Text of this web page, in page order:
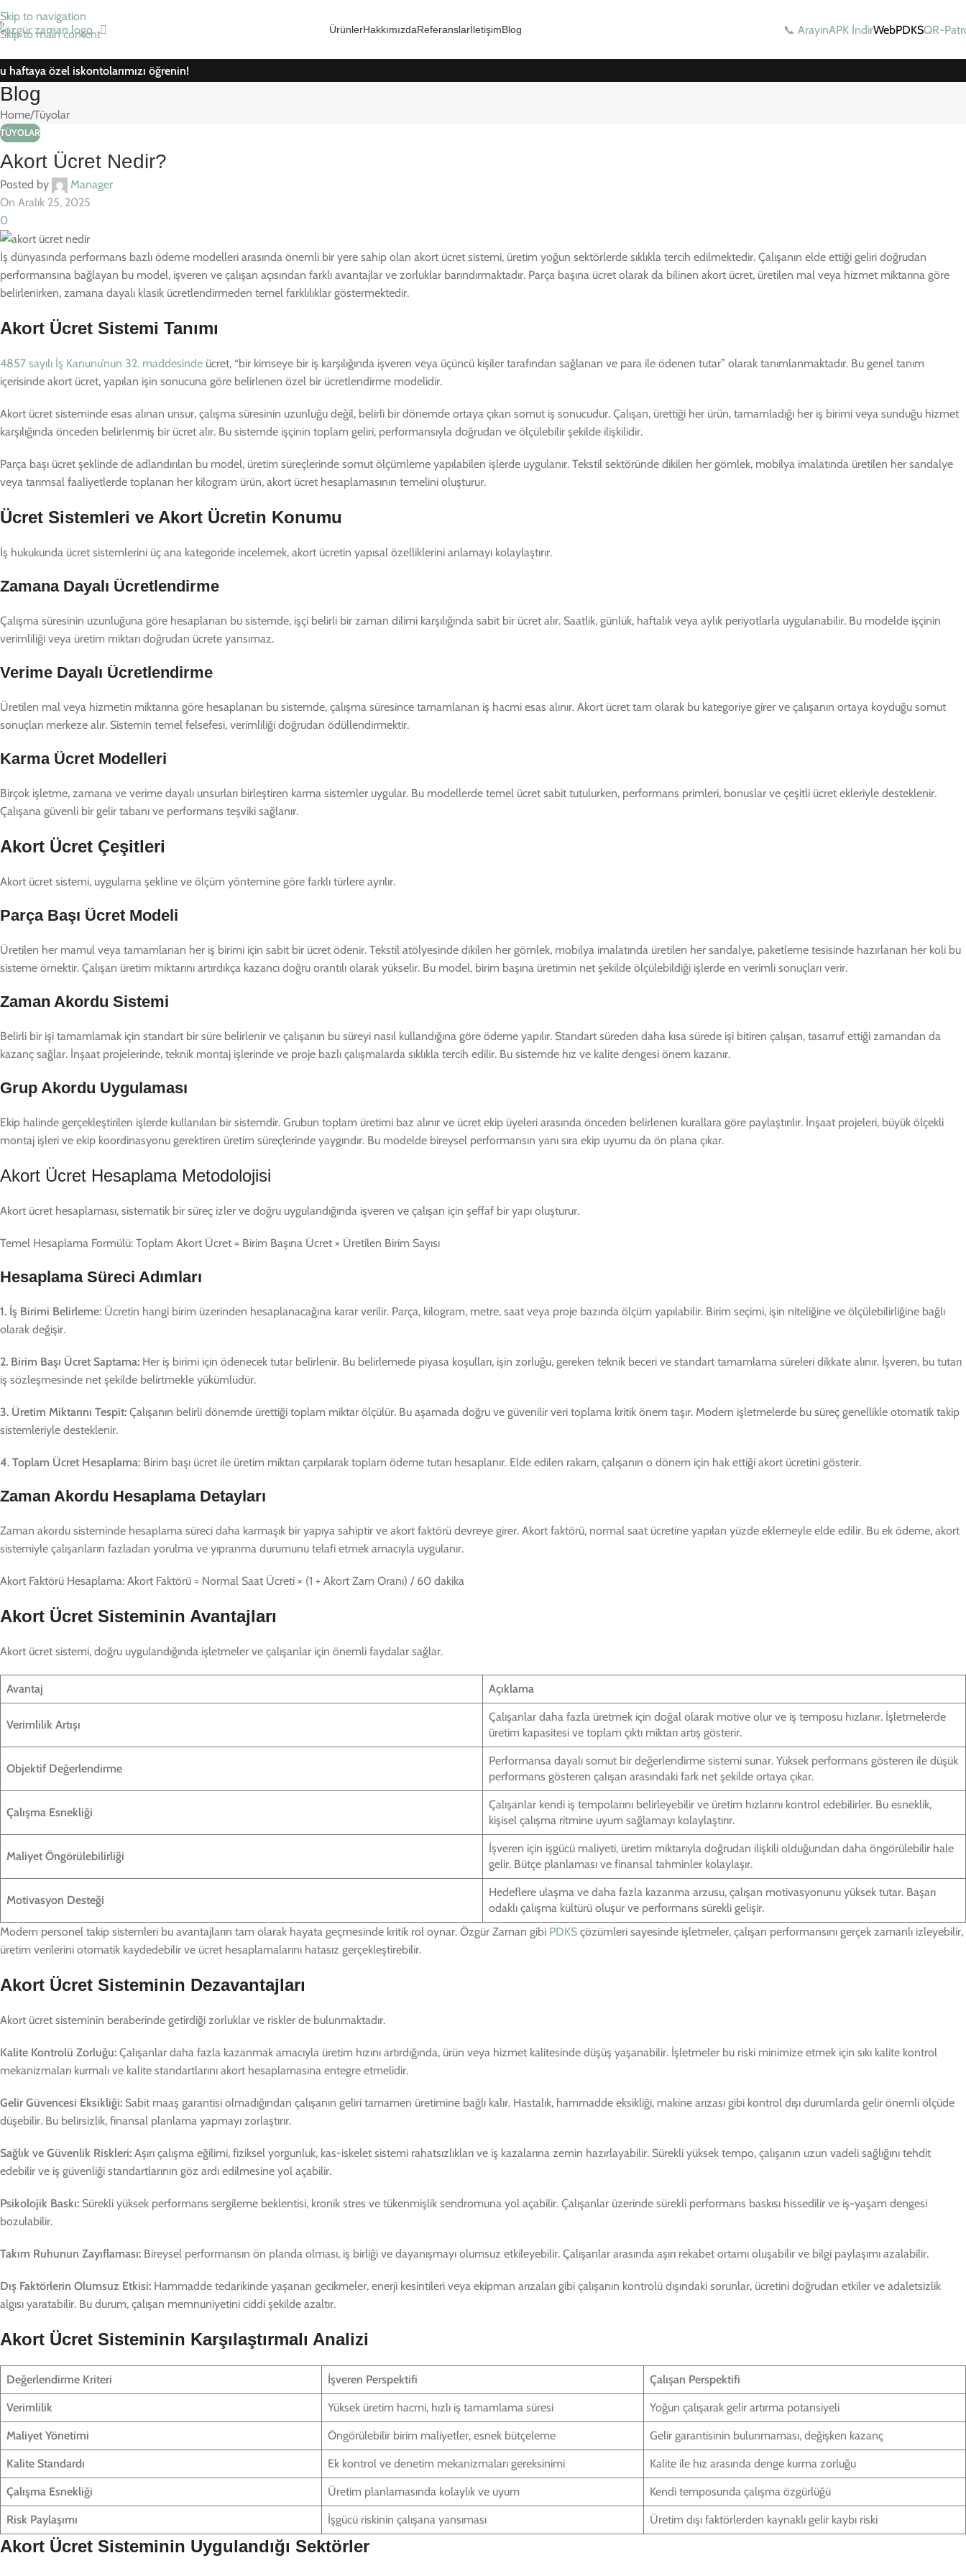
Skip to navigation
Skip to main content
ÜrünlerHakkımızdaReferanslarİletişimBlog 📞 ArayınAPK İndirWebPDKSQR-
haftaya özel iskontolarımızı öğrenin!
Blog
Home Tüyolar
TÜYOLAR
Akort Ücret Nedir?
Posted by
Manager
On Aralık 25, 2025
0
İş dünyasında performans bazlı ödeme modelleri arasında önemli bir yere sahip olan akort ücret sistemi, üretim yoğun sektörlerde sıklıkla tercih edilmektedir. Çalışanın elde ettiği geliri doğrudan
performansına bağlayan bu model, işveren ve çalışan açısından farklı avantajlar ve zorluklar barındırmaktadır. Parça başına ücret olarak da bilinen akort ücret, üretilen mal veya hizmet miktarına göre
belirlenirken, zamana dayalı klasik ücretlendirmeden temel farklılıklar göstermektedir.
Akort Ücret Sistemi Tanımı
4857 sayılı İş Kanunu’nun 32. maddesinde ücret, “bir kimseye bir iş karşılığında işveren veya üçüncü kişiler tarafından sağlanan ve para ile ödenen tutar” olarak tanımlanmaktadır. Bu genel tanım
içerisinde akort ücret, yapılan işin sonucuna göre belirlenen özel bir ücretlendirme modelidir.
Akort ücret sisteminde esas alınan unsur, çalışma süresinin uzunluğu değil, belirli bir dönemde ortaya çıkan somut iş sonucudur. Çalışan, ürettiği her ürün, tamamladığı her iş birimi veya sunduğu hizmet
karşılığında önceden belirlenmiş bir ücret alır. Bu sistemde işçinin toplam geliri, performansıyla doğrudan ve ölçülebilir şekilde ilişkilidir.
Parça başı ücret şeklinde de adlandırılan bu model, üretim süreçlerinde somut ölçümleme yapılabilen işlerde uygulanır. Tekstil sektöründe dikilen her gömlek, mobilya imalatında üretilen her sandalye
veya tarımsal faaliyetlerde toplanan her kilogram ürün, akort ücret hesaplamasının temelini oluşturur.
Ücret Sistemleri ve Akort Ücretin Konumu
İş hukukunda ücret sistemlerini üç ana kategoride incelemek, akort ücretin yapısal özelliklerini anlamayı kolaylaştırır.
Zamana Dayalı Ücretlendirme
Çalışma süresinin uzunluğuna göre hesaplanan bu sistemde, işçi belirli bir zaman dilimi karşılığında sabit bir ücret alır. Saatlik, günlük, haftalık veya aylık periyotlarla uygulanabilir. Bu modelde işçinin
verimliliği veya üretim miktarı doğrudan ücrete yansımaz.
Verime Dayalı Ücretlendirme
Üretilen mal veya hizmetin miktarına göre hesaplanan bu sistemde, çalışma süresince tamamlanan iş hacmi esas alınır. Akort ücret tam olarak bu kategoriye girer ve çalışanın ortaya koyduğu somut
sonuçları merkeze alır. Sistemin temel felsefesi, verimliliği doğrudan ödüllendirmektir.
Karma Ücret Modelleri
Birçok işletme, zamana ve verime dayalı unsurları birleştiren karma sistemler uygular. Bu modellerde temel ücret sabit tutulurken, performans primleri, bonuslar ve çeşitli ücret ekleriyle desteklenir.
Çalışana güvenli bir gelir tabanı ve performans teşviki sağlanır.
Akort Ücret Çeşitleri
Akort ücret sistemi, uygulama şekline ve ölçüm yöntemine göre farklı türlere ayrılır.
Parça Başı Ücret Modeli
Üretilen her mamul veya tamamlanan her iş birimi için sabit bir ücret ödenir. Tekstil atölyesinde dikilen her gömlek, mobilya imalatında üretilen her sandalye, paketleme tesisinde hazırlanan her koli bu
sisteme örnektir. Çalışan üretim miktarını artırdıkça kazancı doğru orantılı olarak yükselir. Bu model, birim başına üretimin net şekilde ölçülebildiği işlerde en verimli sonuçları verir.
Zaman Akordu Sistemi
Belirli bir işi tamamlamak için standart bir süre belirlenir ve çalışanın bu süreyi nasıl kullandığına göre ödeme yapılır. Standart süreden daha kısa sürede işi bitiren çalışan, tasarruf ettiği zamandan da
kazanç sağlar. İnşaat projelerinde, teknik montaj işlerinde ve proje bazlı çalışmalarda sıklıkla tercih edilir. Bu sistemde hız ve kalite dengesi önem kazanır.
Grup Akordu Uygulaması
Ekip halinde gerçekleştirilen işlerde kullanılan bir sistemdir. Grubun toplam üretimi baz alınır ve ücret ekip üyeleri arasında önceden belirlenen kurallara göre paylaştırılır. İnşaat projeleri, büyük ölçekli
montaj işleri ve ekip koordinasyonu gerektiren üretim süreçlerinde yaygındır. Bu modelde bireysel performansın yanı sıra ekip uyumu da ön plana çıkar.
Akort Ücret Hesaplama Metodolojisi
Akort ücret hesaplaması, sistematik bir süreç izler ve doğru uygulandığında işveren ve çalışan için şeffaf bir yapı oluşturur.
Temel Hesaplama Formülü: Toplam Akort Ücret = Birim Başına Ücret × Üretilen Birim Sayısı
Hesaplama Süreci Adımları
1. İş Birimi Belirleme: Ücretin hangi birim üzerinden hesaplanacağına karar verilir. Parça, kilogram, metre, saat veya proje bazında ölçüm yapılabilir. Birim seçimi, işin niteliğine ve ölçülebilirliğine bağlı
olarak değişir.
2. Birim Başı Ücret Saptama: Her iş birimi için ödenecek tutar belirlenir. Bu belirlemede piyasa koşulları, işin zorluğu, gereken teknik beceri ve standart tamamlama süreleri dikkate alınır. İşveren, bu tutarı
iş sözleşmesinde net şekilde belirtmekle yükümlüdür.
3. Üretim Miktarını Tespit: Çalışanın belirli dönemde ürettiği toplam miktar ölçülür. Bu aşamada doğru ve güvenilir veri toplama kritik önem taşır. Modern işletmelerde bu süreç genellikle otomatik takip
sistemleriyle desteklenir.
4. Toplam Ücret Hesaplama: Birim başı ücret ile üretim miktarı çarpılarak toplam ödeme tutarı hesaplanır. Elde edilen rakam, çalışanın o dönem için hak ettiği akort ücretini gösterir.
Zaman Akordu Hesaplama Detayları
Zaman akordu sisteminde hesaplama süreci daha karmaşık bir yapıya sahiptir ve akort faktörü devreye girer. Akort faktörü, normal saat ücretine yapılan yüzde eklemeyle elde edilir. Bu ek ödeme, akort
sistemiyle çalışanların fazladan yorulma ve yıpranma durumunu telafi etmek amacıyla uygulanır.
Akort Faktörü Hesaplama: Akort Faktörü = Normal Saat Ücreti × (1 + Akort Zam Oranı) / 60 dakika
Akort Ücret Sisteminin Avantajları
Akort ücret sistemi, doğru uygulandığında işletmeler ve çalışanlar için önemli faydalar sağlar.
Avantaj Açıklama
Verimlilik Artışı
Çalışanlar daha fazla üretmek için doğal olarak motive olur ve iş temposu hızlanır. İşletmelerde
üretim kapasitesi ve toplam çıktı miktarı artış gösterir.
Objektif Değerlendirme
Performansa dayalı somut bir değerlendirme sistemi sunar. Yüksek performans gösteren ile düşük
performans gösteren çalışan arasındaki fark net şekilde ortaya çıkar.
Çalışma Esnekliği
Çalışanlar kendi iş tempolarını belirleyebilir ve üretim hızlarını kontrol edebilirler. Bu esneklik,
kişisel çalışma ritmine uyum sağlamayı kolaylaştırır.
Maliyet Öngörülebilirliği
İşveren için işgücü maliyeti, üretim miktarıyla doğrudan ilişkili olduğundan daha öngörülebilir hale
gelir. Bütçe planlaması ve finansal tahminler kolaylaşır.
Motivasyon Desteği
Hedeflere ulaşma ve daha fazla kazanma arzusu, çalışan motivasyonunu yüksek tutar. Başarı
odaklı çalışma kültürü oluşur ve performans sürekli gelişir.
Modern personel takip sistemleri bu avantajların tam olarak hayata geçmesinde kritik rol oynar. Özgür Zaman gibi PDKS çözümleri sayesinde işletmeler, çalışan performansını gerçek zamanlı izleyebilir,
üretim verilerini otomatik kaydedebilir ve ücret hesaplamalarını hatasız gerçekleştirebilir.
Akort Ücret Sisteminin Dezavantajları
Akort ücret sisteminin beraberinde getirdiği zorluklar ve riskler de bulunmaktadır.
Kalite Kontrolü Zorluğu: Çalışanlar daha fazla kazanmak amacıyla üretim hızını artırdığında, ürün veya hizmet kalitesinde düşüş yaşanabilir. İşletmeler bu riski minimize etmek için sıkı kalite kontrol
mekanizmaları kurmalı ve kalite standartlarını akort hesaplamasına entegre etmelidir.
Gelir Güvencesi Eksikliği: Sabit maaş garantisi olmadığından çalışanın geliri tamamen üretimine bağlı kalır. Hastalık, hammadde eksikliği, makine arızası gibi kontrol dışı durumlarda gelir önemli ölçüde
düşebilir. Bu belirsizlik, finansal planlama yapmayı zorlaştırır.
Sağlık ve Güvenlik Riskleri: Aşırı çalışma eğilimi, fiziksel yorgunluk, kas-iskelet sistemi rahatsızlıkları ve iş kazalarına zemin hazırlayabilir. Sürekli yüksek tempo, çalışanın uzun vadeli sağlığını tehdit
edebilir ve iş güvenliği standartlarının göz ardı edilmesine yol açabilir.
Psikolojik Baskı: Sürekli yüksek performans sergileme beklentisi, kronik stres ve tükenmişlik sendromuna yol açabilir. Çalışanlar üzerinde sürekli performans baskısı hissedilir ve iş-yaşam dengesi
bozulabilir.
Takım Ruhunun Zayıflaması: Bireysel performansın ön planda olması, iş birliği ve dayanışmayı olumsuz etkileyebilir. Çalışanlar arasında aşırı rekabet ortamı oluşabilir ve bilgi paylaşımı azalabilir.
Dış Faktörlerin Olumsuz Etkisi: Hammadde tedarikinde yaşanan gecikmeler, enerji kesintileri veya ekipman arızaları gibi çalışanın kontrolü dışındaki sorunlar, ücretini doğrudan etkiler ve adaletsizlik
algısı yaratabilir. Bu durum, çalışan memnuniyetini ciddi şekilde azaltır.
Akort Ücret Sisteminin Karşılaştırmalı Analizi
Değerlendirme Kriteri İşveren Perspektifi Çalışan Perspektifi
Verimlilik Yüksek üretim hacmi, hızlı iş tamamlama süresi Yoğun çalışarak gelir artırma potansiyeli
Maliyet Yönetimi Öngörülebilir birim maliyetler, esnek bütçeleme Gelir garantisinin bulunmaması, değişken kazanç
Kalite Standardı Ek kontrol ve denetim mekanizmaları gereksinimi Kalite ile hız arasında denge kurma zorluğu
Çalışma Esnekliği Üretim planlamasında kolaylık ve uyum Kendi temposunda çalışma özgürlüğü
Risk Paylaşımı İşgücü riskinin çalışana yansıması Üretim dışı faktörlerden kaynaklı gelir kaybı riski
Akort Ücret Sisteminin Uygulandığı Sektörler